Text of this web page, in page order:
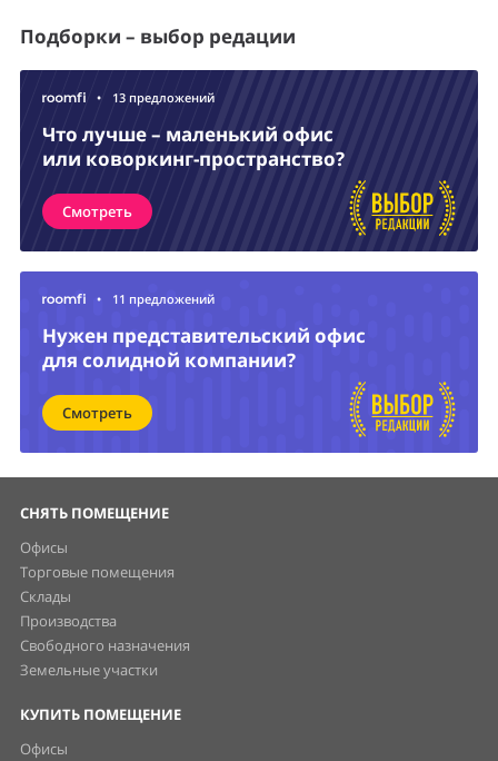
Подборки – выбор редации
• 13 предложений
Что лучше – маленький офис
или коворкинг-пространство?
Смотреть
• 11 предложений
Нужен представительский офис
для солидной компании?
Смотреть
СНЯТЬ ПОМЕЩЕНИЕ
Офисы
Торговые помещения
Склады
Производства
Свободного назначения
Земельные участки
КУПИТЬ ПОМЕЩЕНИЕ
Офисы